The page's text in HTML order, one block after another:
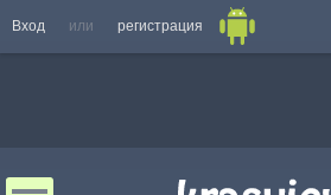
Вход или регистрация